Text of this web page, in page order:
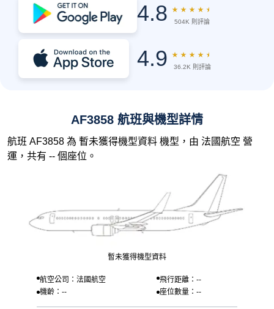
4.8 ★ ★ ★ ★ ★
504K 則評論
4.9 ★ ★ ★ ★ ★
36.2K 則評論
AF3858 航班與機型詳情
航班 AF3858 為 暫未獲得機型資料 機型，由 法國航空 營
運，共有 -- 個座位。
暫未獲得機型資料
航空公司：法國航空
飛行距離：--
機齡：--
座位數量：--